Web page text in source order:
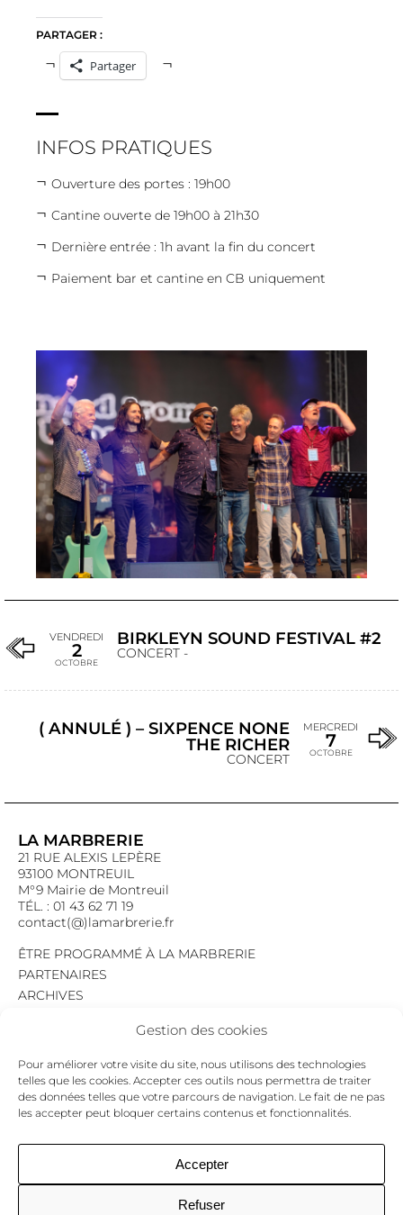
Gestion des cookies
Pour améliorer votre visite du site, nous utilisons des technologies
telles que les cookies. Accepter ces outils nous permettra de traiter
des données telles que votre parcours de navigation. Le fait de ne pas
les accepter peut bloquer certains contenus et fonctionnalités.
Accepter
Refuser
PARTAGER :
Partager
INFOS PRATIQUES
Ouverture des portes : 19h00
Cantine ouverte de 19h00 à 21h30
Dernière entrée : 1h avant la fin du concert
Paiement bar et cantine en CB uniquement
VENDREDI
2
OCTOBRE
BIRKLEYN SOUND FESTIVAL #2
CONCERT -
( ANNULÉ ) – SIXPENCE NONE
THE RICHER
CONCERT
MERCREDI
7
OCTOBRE
LA MARBRERIE
21 RUE ALEXIS LEPÈRE
93100 MONTREUIL
M°9 Mairie de Montreuil
TÉL. : 01 43 62 71 19
contact(@)lamarbrerie.fr
ÊTRE PROGRAMMÉ À LA MARBRERIE
PARTENAIRES
ARCHIVES
MENTIONS LÉGALES
POLITIQUE DE CONFIDENTIALITÉ
COOKIES
NEWSLETTER
pour ne jamais passer à côté d’un événement.